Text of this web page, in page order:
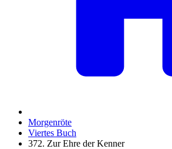
Morgenröte
Viertes Buch
372. Zur Ehre der Kenner